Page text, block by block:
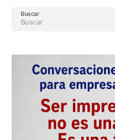
Buscar